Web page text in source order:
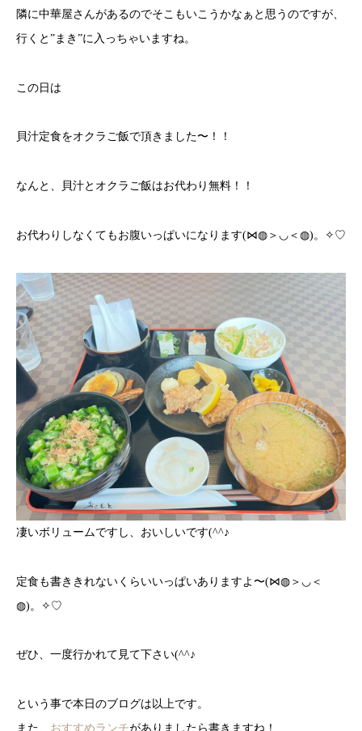
隣に中華屋さんがあるのでそこもいこうかなぁと思うのですが、
行くと”まき”に入っちゃいますね。
この日は
貝汁定食をオクラご飯で頂きました〜！！
なんと、貝汁とオクラご飯はお代わり無料！！
お代わりしなくてもお腹いっぱいになります(⋈◍＞◡＜◍)。✧♡
凄いボリュームですし、おいしいです(^^♪
定食も書ききれないくらいいっぱいありますよ〜(⋈◍＞◡＜
◍)。✧♡
ぜひ、一度行かれて見て下さい(^^♪
という事で本日のブログは以上です。
また、 おすすめランチがありましたら書きますね！